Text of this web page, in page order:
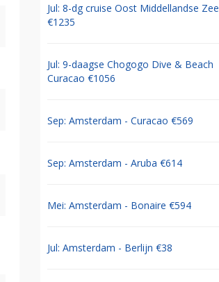
Jul: 8-dg cruise Oost Middellandse Zee
€1235
Jul: 9-daagse Chogogo Dive & Beach
Curacao €1056
Sep: Amsterdam - Curacao €569
Sep: Amsterdam - Aruba €614
Mei: Amsterdam - Bonaire €594
Jul: Amsterdam - Berlijn €38